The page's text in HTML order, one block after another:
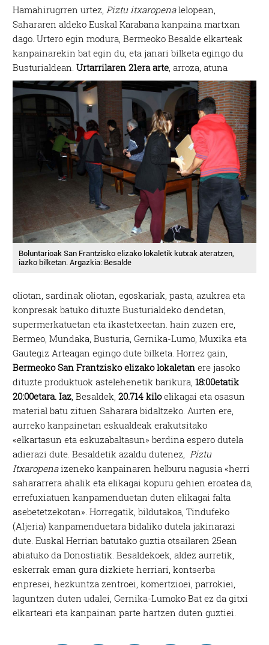
Hamahirugrren urtez,Piztu itxaropenalelopean,
Sahararen aldeko Euskal Karabana kanpaina martxan
dago. Urtero egin modura, Bermeoko Besalde elkarteak
kanpainarekin bat egin du, eta janari bilketa egingo du
Busturialdean.
Boluntarioak San Frantzisko elizako lokaletik kutxak ateratzen,
iazko bilketan. Argazkia: Besalde
Urtarrilaren 21era arte, arroza, atuna
oliotan, sardinak oliotan, egoskariak, pasta, azukrea eta
konpresak batuko dituzte Busturialdeko dendetan,
supermerkatuetan eta ikastetxeetan. hain zuzen ere,
Bermeo, Mundaka, Busturia, Gernika-Lumo, Muxika eta
Gautegiz Arteagan egingo dute bilketa. Horrez gain,
Bermeoko San Frantzisko elizako lokaletan ere jasoko
dituzte produktuok astelehenetik barikura,18:00etatik
20:00etara. Iaz, Besaldek,20.714 kiloelikagai eta osasun
material batu zituen Saharara bidaltzeko. Aurten ere,
aurreko kanpainetan eskualdeak erakutsitako
«elkartasun eta eskuzabaltasun» berdina espero dutela
adierazi dute. Besaldetik azaldu dutenez,Piztu
Itxaropenaizeneko kanpainaren helburu nagusia «herri
sahararrera ahalik eta elikagai kopuru gehien eroatea da,
errefuxiatuen kanpamenduetan duten elikagai falta
asebetetzekotan». Horregatik, bildutakoa, Tindufeko
(Aljeria) kanpamenduetara bidaliko dutela jakinarazi
dute. Euskal Herrian batutako guztia otsailaren 25ean
abiatuko da Donostiatik. Besaldekoek, aldez aurretik,
eskerrak eman gura dizkiete herriari, kontserba
enpresei, hezkuntza zentroei, komertzioei, parrokiei,
laguntzen duten udalei, Gernika-Lumoko Bat ez da gitxi
elkarteari eta kanpainan parte hartzen duten guztiei.